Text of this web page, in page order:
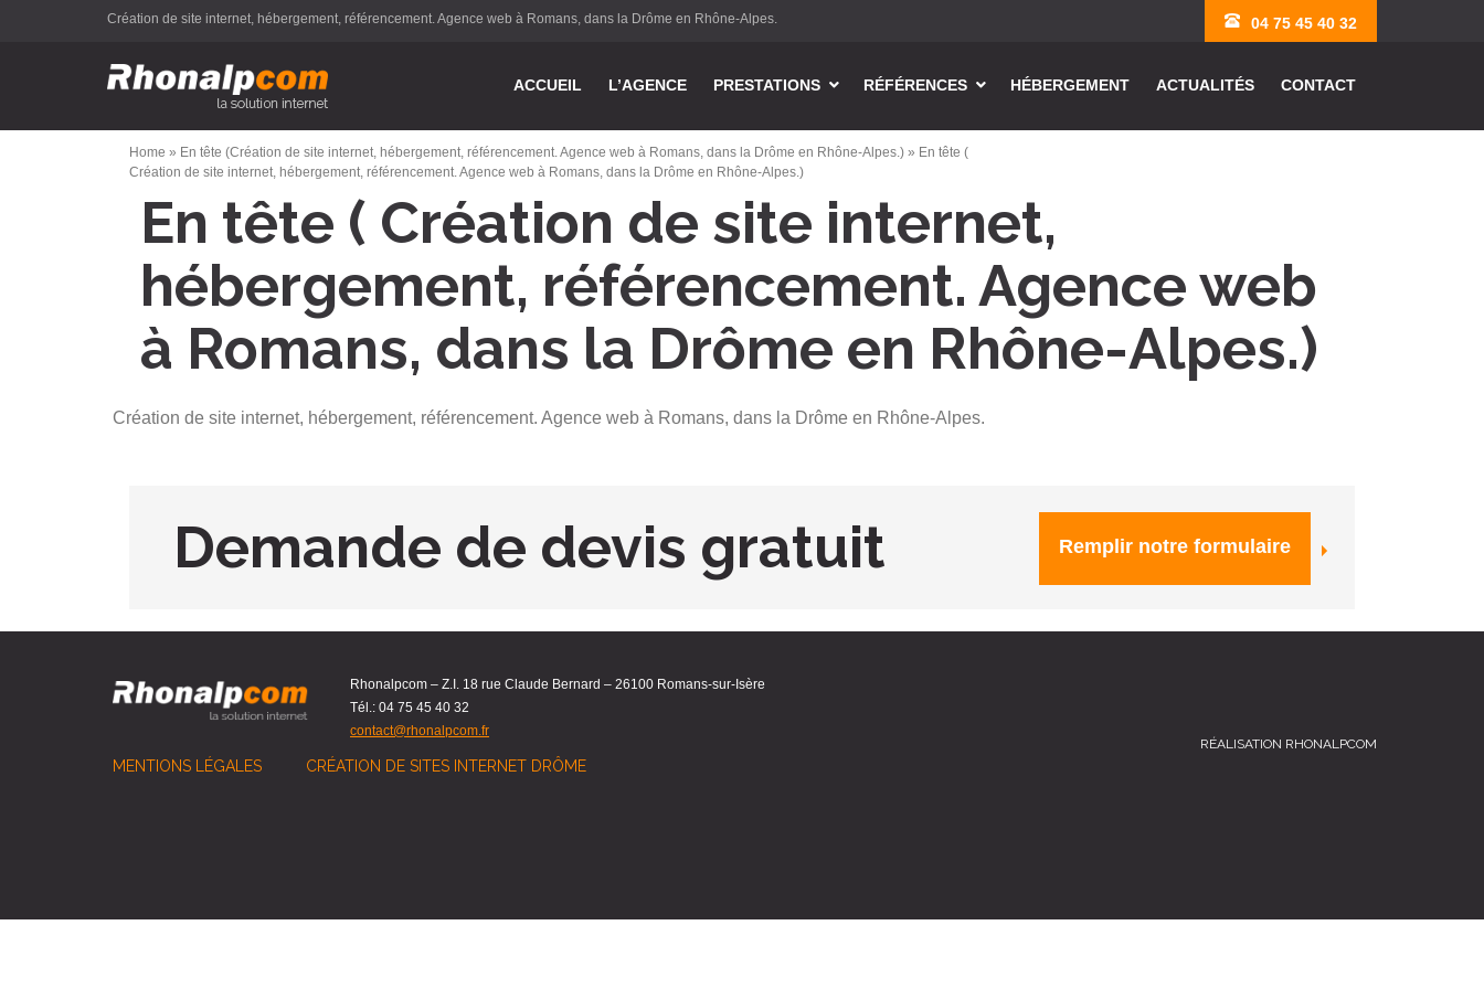
Création de site internet, hébergement, référencement. Agence web à Romans, dans la Drôme en Rhône-Alpes. 04 75 45 40 32
ACCUEIL L’AGENCE PRESTATIONS RÉFÉRENCES HÉBERGEMENT ACTUALITÉS CONTACT
Home » En tête (Création de site internet, hébergement, référencement. Agence web à Romans, dans la Drôme en Rhône-Alpes.) » En tête (
Création de site internet, hébergement, référencement. Agence web à Romans, dans la Drôme en Rhône-Alpes.)
En tête ( Création de site internet,
hébergement, référencement. Agence web
à Romans, dans la Drôme en Rhône-Alpes.)
Création de site internet, hébergement, référencement. Agence web à Romans, dans la Drôme en Rhône-Alpes.
Remplir notre formulaire
Demande de devis gratuit
Rhonalpcom – Z.I. 18 rue Claude Bernard – 26100 Romans-sur-Isère
Tél.: 04 75 45 40 32
contact@rhonalpcom.fr
RÉALISATION RHONALPCOM
MENTIONS LÉGALES CRÉATION DE SITES INTERNET DRÔME